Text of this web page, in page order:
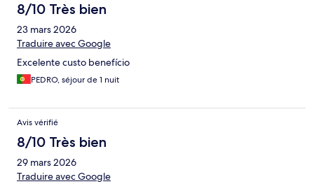
8/10 Très bien
23 mars 2026
Traduire avec Google
Excelente custo benefício
PEDRO, séjour de 1 nuit
Avis vérifié
8/10 Très bien
29 mars 2026
Traduire avec Google